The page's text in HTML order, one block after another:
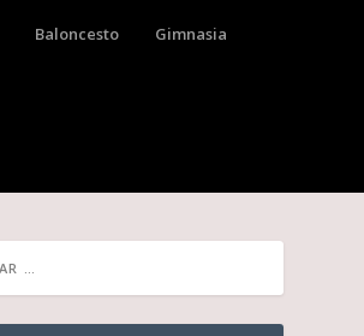
Baloncesto Gimnasia